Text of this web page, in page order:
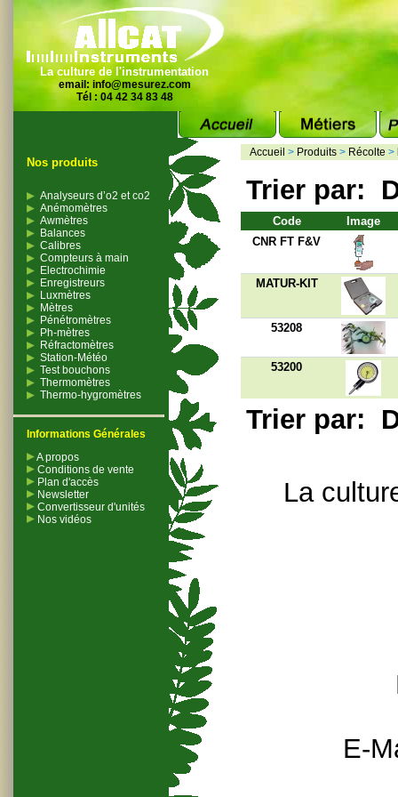
La culture de l'instrumentation
email: info@mesurez.com
Tél : 04 42 34 83 48
Nos produits
Analyseurs d’o2 et co2
Anémomètres
Awmètres
Balances
Calibres
Compteurs à main
Electrochimie
Enregistreurs
Luxmètres
Mètres
Pénétromètres
Ph-mètres
Réfractomètres
Station-Météo
Test bouchons
Thermomètres
Thermo-hygromètres
Informations Générales
A propos
Conditions de vente
Plan d'accès
Newsletter
Convertisseur d'unités
Nos vidéos
Accueil > Produits > Récolte >
Trier par:
Code
Image
CNR FT F&V
MATUR-KIT
53208
53200
Trier par:
La
E-